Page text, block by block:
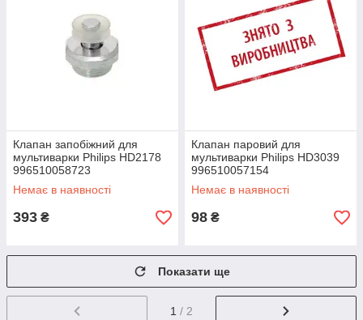
Клапан запобіжний для
мультиварки Philips HD2178
996510058723
Немає в наявності
393 ₴
Клапан паровий для
мультиварки Philips HD3039
996510057154
Немає в наявності
98 ₴
Показати ще
1 / 2